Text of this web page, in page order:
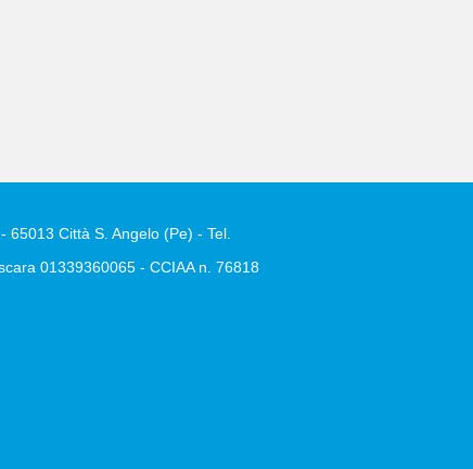
65013 Città S. Angelo (Pe) - Tel.
01339360065 - CCIAA n. 76818